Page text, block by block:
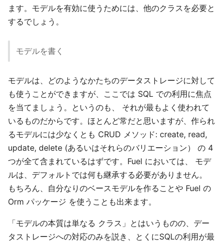
ます。モデルを有効に使うためには、他のクラスを必要と
するでしょう。
モデルを書く
モデルは、どのようなかたちのデータストレージに対して
も使うことができますが、ここでは SQL での利用に焦点
を当てましょう。というのも、 それが最もよく使われて
いるものだからです。ほとんど常だと思いますが、作られ
るモデルには少なくとも CRUD メソッド: create, read,
update, delete (あるいはそれらのバリエーション） の 4
つが全て含まれているはずです。Fuel においては、 モデ
ルは、デフォルトでは何も継承する必要がありません。
もちろん、自分なりのベースモデルを作ることや Fuel の
Orm パッケージ を使うことも出来ます。
「モデルの本質は単なる クラス」とはいうものの、デー
タストレージへの対応のみを説き、とくにSQLの利用が最